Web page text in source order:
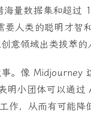
量数据集和超过
人类的聪明才智
意领域出类拔萃的
。像 Midjourney
小团体可以通
作，从而有可能降